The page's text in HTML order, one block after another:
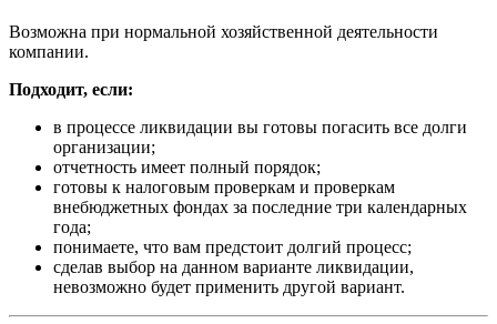
Возможна при нормальной хозяйственной деятельности
компании.
Подходит, если:
в процессе ликвидации вы готовы погасить все долги
организации;
отчетность имеет полный порядок;
готовы к налоговым проверкам и проверкам
внебюджетных фондах за последние три календарных
года;
понимаете, что вам предстоит долгий процесс;
сделав выбор на данном варианте ликвидации,
невозможно будет применить другой вариант.